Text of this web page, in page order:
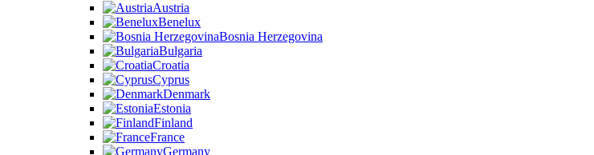
Austria
Benelux
Bosnia Herzegovina
Bulgaria
Croatia
Cyprus
Denmark
Estonia
Finland
France
Germany